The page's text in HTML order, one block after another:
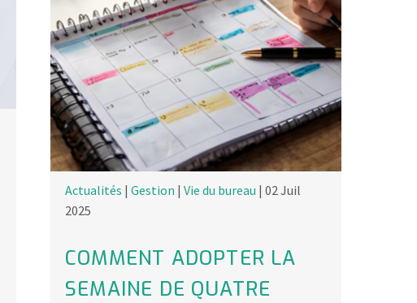
Actualités | Gestion | Vie du bureau | 02 Juil
2025
COMMENT ADOPTER LA
SEMAINE DE QUATRE